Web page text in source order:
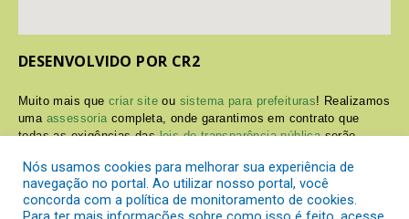
DESENVOLVIDO POR CR2
Muito mais quecriar site ou sistema para prefeituras! Realizamos
uma assessoria completa, onde garantimos em contrato que
todas as exigências dasleis de transparência públicaserão
Conheça oPNTPe oRadar da Transparência Pública
Nós usamos cookies para melhorar sua experiência de
navegação no portal. Ao utilizar nosso portal, você
concorda com a política de monitoramento de cookies.